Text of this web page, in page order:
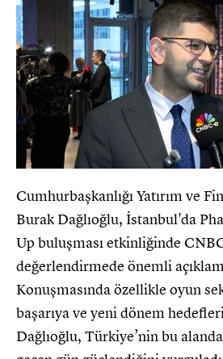
Cumhurbaşkanlığı Yatırım ve
Burak Dağlıoğlu, İstanbul'da
Up buluşması etkinliğinde
değerlendirmede önemli
Konuşmasında özellikle oyun
başarıya ve yeni dönem
Dağlıoğlu, Türkiye’nin bu